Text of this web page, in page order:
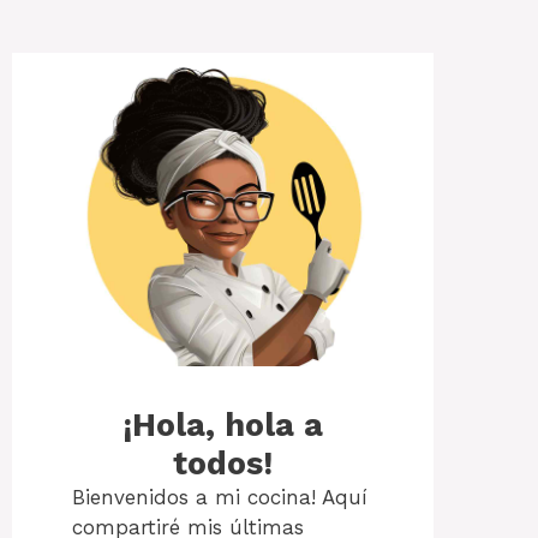
¡Hola, hola a
todos!
Bienvenidos a mi cocina! Aquí
compartiré mis últimas